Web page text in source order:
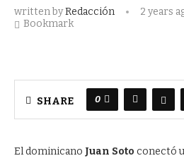
written byRedacción 2 years
Bookmark
SHARE 0
El dominicano Juan Soto conectó